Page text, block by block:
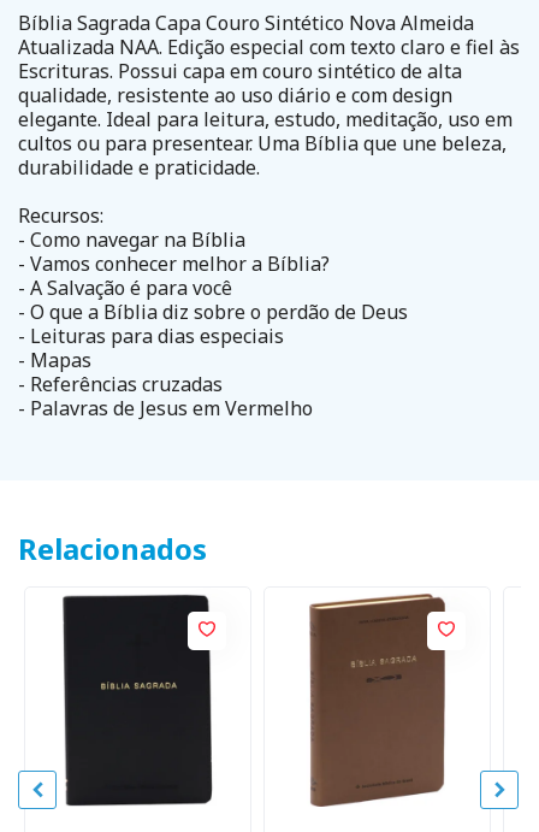
Bíblia Sagrada Capa Couro Sintético Nova Almeida
Atualizada NAA. Edição especial com texto claro e fiel às
Escrituras. Possui capa em couro sintético de alta
qualidade, resistente ao uso diário e com design
elegante. Ideal para leitura, estudo, meditação, uso em
cultos ou para presentear. Uma Bíblia que une beleza,
durabilidade e praticidade.
Recursos:
- Como navegar na Bíblia
- Vamos conhecer melhor a Bíblia?
- A Salvação é para você
- O que a Bíblia diz sobre o perdão de Deus
- Leituras para dias especiais
- Mapas
- Referências cruzadas
- Palavras de Jesus em Vermelho
Relacionados